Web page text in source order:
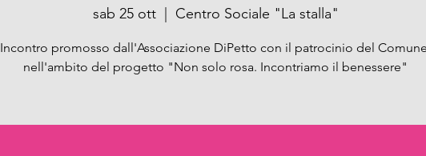
sab 25 ott
  |
Centro Sociale "La stalla"
Incontro promosso dall'Associazione DiPetto con il patrocinio del
nell'ambito del progetto "Non solo rosa. Incontriamo il benessere"